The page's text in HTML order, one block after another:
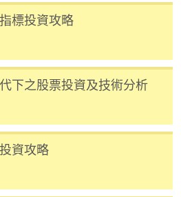
院的報名中心報名。
由於提交課程申請和付款在系
不成功的申請，課程組職員將儘
親身或網上報讀，相同的課
次申請。
付款成功後，網頁將顯示付款
電子郵件亦會發送到 閣下的電
標投資攻略
下之股票投資及技術分析
資攻略